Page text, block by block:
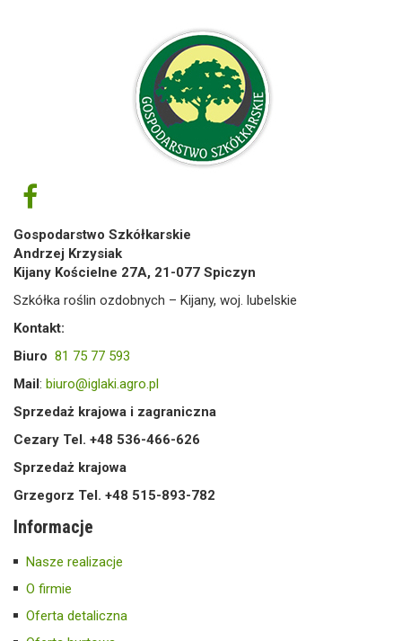
Gospodarstwo Szkółkarskie
Andrzej Krzysiak
Kijany Kościelne 27A, 21-077 Spiczyn
Szkółka roślin ozdobnych – Kijany, woj. lubelskie
Kontakt:
Biuro 81 75 77 593
Mail: biuro@iglaki.agro.pl
Sprzedaż krajowa i zagraniczna
Cezary Tel. +48 536-466-626
Sprzedaż krajowa
Grzegorz Tel. +48 515-893-782
Informacje
Nasze realizacje
O firmie
Oferta detaliczna